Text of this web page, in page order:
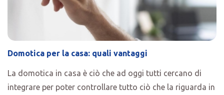
Domotica per la casa: quali vantaggi
La domotica in casa è ciò che ad oggi tutti cercano di
integrare per poter controllare tutto ciò che la riguarda in